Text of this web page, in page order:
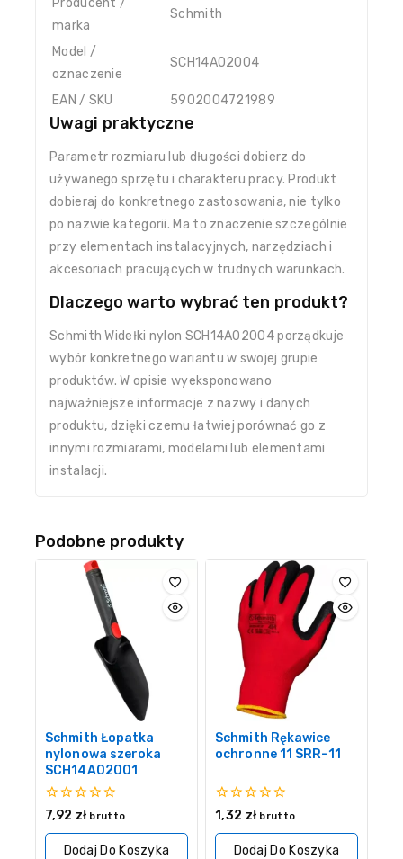
Producent /
marka
Schmith
Model /
oznaczenie
SCH14A02004
EAN / SKU 5902004721989
Uwagi praktyczne
Parametr rozmiaru lub długości dobierz do
używanego sprzętu i charakteru pracy. Produkt
dobieraj do konkretnego zastosowania, nie tylko
po nazwie kategorii. Ma to znaczenie szczególnie
przy elementach instalacyjnych, narzędziach i
akcesoriach pracujących w trudnych warunkach.
Dlaczego warto wybrać ten produkt?
Schmith Widełki nylon SCH14A02004 porządkuje
wybór konkretnego wariantu w swojej grupie
produktów. W opisie wyeksponowano
najważniejsze informacje z nazwy i danych
produktu, dzięki czemu łatwiej porównać go z
innymi rozmiarami, modelami lub elementami
instalacji.
Podobne produkty
Schmith Łopatka
nylonowa szeroka
SCH14A02001
0
5
7,92 zł brutto
Dodaj Do Koszyka
Schmith Rękawice
ochronne 11 SRR-11
0
5
1,32 zł brutto
Dodaj Do Koszyka